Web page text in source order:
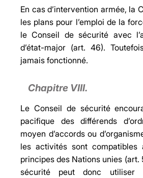
En cas d’intervention armée, la
les plans pour l’emploi de la
le Conseil de sécurité avec
d’état-major (art. 46).
jamais fonctionné.
Chapitre VIII.
Le Conseil de sécurité
pacifique des différends
moyen d’accords ou
les activités sont
principes des Nations unies (art.
sécurité peut donc utiliser